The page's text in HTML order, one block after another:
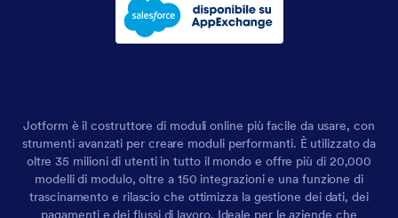
Jotform è il costruttore di moduli online più facile da usare, con
strumenti avanzati per creare moduli performanti. È utilizzato da
oltre 35 milioni di utenti in tutto il mondo e offre più di 20,000
modelli di modulo, oltre a 150 integrazioni e una funzione di
trascinamento e rilascio che ottimizza la gestione dei dati, dei
pagamenti e dei flussi di lavoro. Ideale per le aziende che